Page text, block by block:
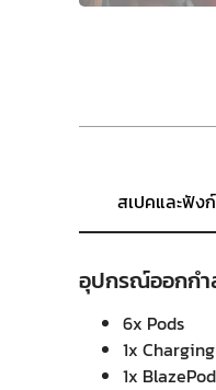
สเปคและฟัง
อุปกรณ์ออกกำลั
6x Pods
1x
1x